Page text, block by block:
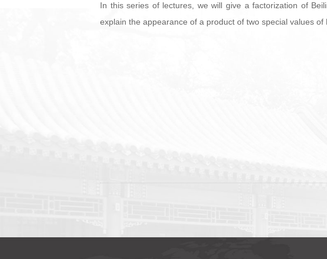
In this series of lectures, we will give a factorization of
explain the appearance of a product of two special values